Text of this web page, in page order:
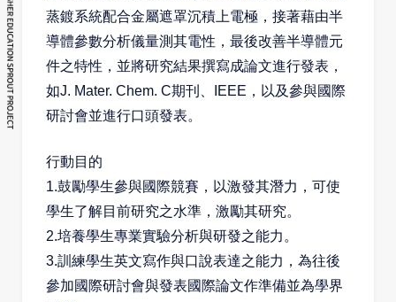
蒸鍍系統配合金屬遮罩沉積上電極，接著藉由半
導體參數分析儀量測其電性，最後改善半導體元
件之特性，並將研究結果撰寫成論文進行發表，
如J. Mater. Chem. C期刊、IEEE，以及參與國際
研討會並進行口頭發表。
行動目的
1.鼓勵學生參與國際競賽，以激發其潛力，可使
學生了解目前研究之水準，激勵其研究。
2.培養學生專業實驗分析與研發之能力。
3.訓練學生英文寫作與口說表達之能力，為往後
參加國際研討會與發表國際論文作準備並為學界